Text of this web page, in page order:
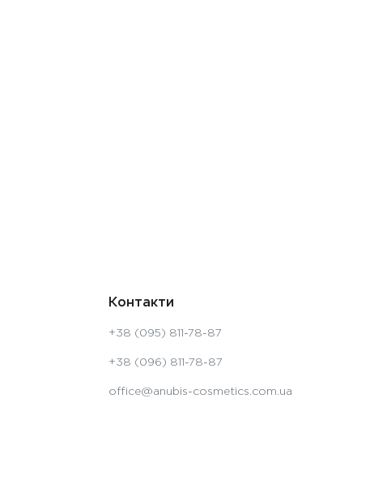
Контакти
+38 (095) 811-78-87
+38 (096) 811-78-87
office@anubis-cosmetics.com.ua